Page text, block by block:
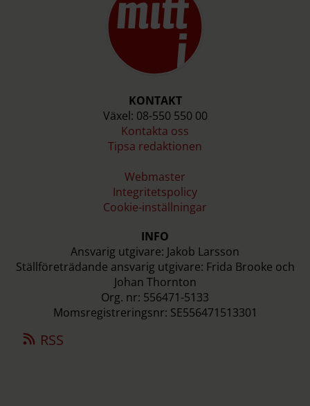
KONTAKT
Växel: 08-550 550 00
Kontakta oss
Tipsa redaktionen
Webmaster
Integritetspolicy
Cookie-inställningar
INFO
Ansvarig utgivare: Jakob Larsson
Ställföreträdande ansvarig utgivare: Frida Brooke och
Johan Thornton
Org. nr: 556471-5133
Momsregistreringsnr: SE556471513301
RSS